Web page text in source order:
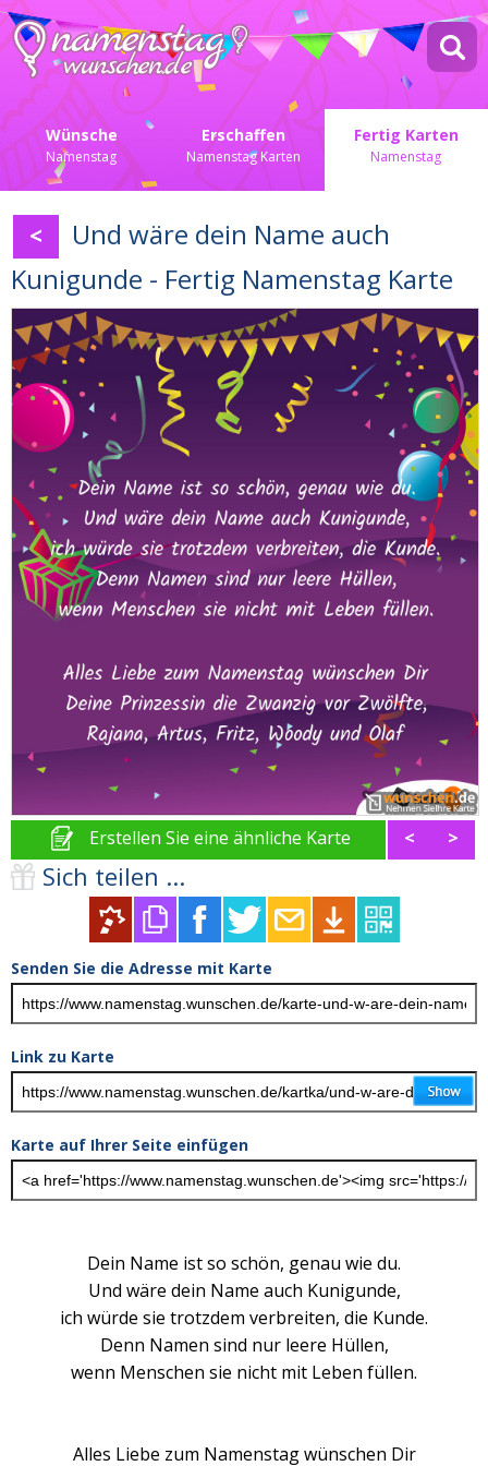
Wünsche
Namenstag
Erschaffen
Namenstag Karten
Fertig Karten
Namenstag
<
Und wäre dein Name auch
Kunigunde - Fertig Namenstag Karte
Erstellen Sie eine ähnliche Karte < >
Sich teilen ...
Senden Sie die Adresse mit Karte
Link zu Karte
Karte auf Ihrer Seite einfügen
Dein Name ist so schön, genau wie du.
Und wäre dein Name auch Kunigunde,
ich würde sie trotzdem verbreiten, die Kunde.
Denn Namen sind nur leere Hüllen,
wenn Menschen sie nicht mit Leben füllen.
Alles Liebe zum Namenstag wünschen Dir